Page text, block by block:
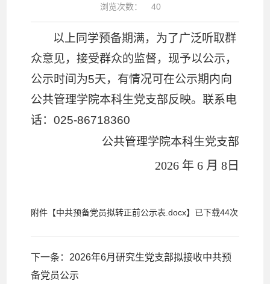
浏览次数：
40
以上同学预备期满，为了广泛听取群
众意见，接受群众的监督，现予以公示，
公示时间为5天，有情况可在公示期内向
公共管理学院本科生党支部反映。联系电
话：025-86718360
公共管理学院本科生党支部
2026 年 6 月 8日
附件【中共预备党员拟转正前公示表.docx】已下载44次
下一条： 2026年6月研究生党支部拟接收中共预
备党员公示